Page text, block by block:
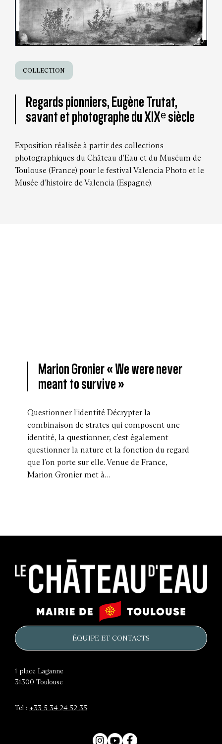
COLLECTION
Regards pionniers, Eugène Trutat,
savant et photographe du XIXᵉ siècle
Exposition réalisée à partir des collections
photographiques du Château d’Eau et du Muséum de
Toulouse (France) pour le festival Valencia Photo et le
Musée d’histoire de Valencia (Espagne).
Marion Gronier « We were never
meant to survive »
Questionner l’identité Décrypter la
combinaison de strates qui composent une
identité, la questionner, c’est également
questionner la nature et la fonction du regard
que l’on porte sur elle. Venue de France,
Marion Gronier met à…
château
d'eau
Mairie
de
ÉQUIPE ET CONTACTS
1 place Laganne
31300 Toulouse
Tel : +33 5 34 24 52 35